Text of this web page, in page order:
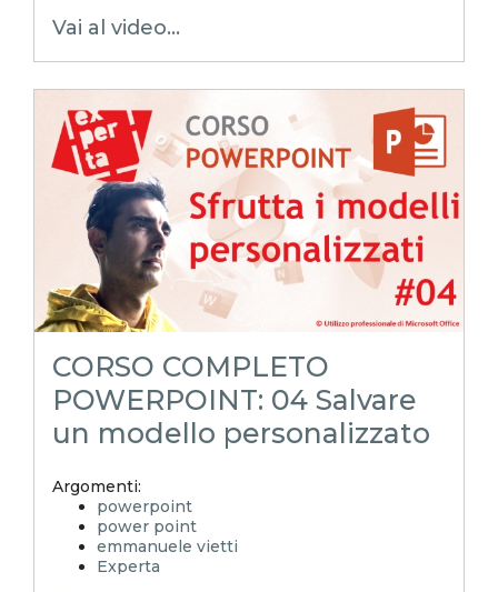
pptx
modelli di presentazione
presentazione personalizzata
modello di presentazione personalizzata
layout powerpoint
schema diapositiva
corso powerpoint
pillole powerpoint
power point trucchi
power point segreti
elementi fissi powerpoint
logo presentazione powerpoint
eliminare logo powerpoint
powerpoint tutorial
POWERPOINToltreognilimite
Vai al video...
CORSO COMPLETO
POWERPOINT: 04 Salvare
un modello personalizzato
Argomenti:
powerpoint
power point
emmanuele vietti
Experta